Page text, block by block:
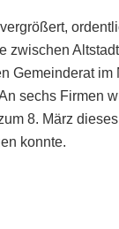
zwischen
Gemeinderat im
sechs Firmen
8. März
konnte.